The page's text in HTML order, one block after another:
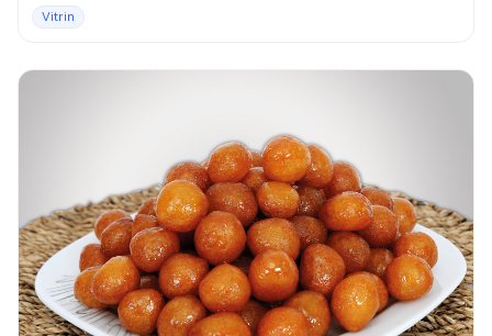
Vitrin